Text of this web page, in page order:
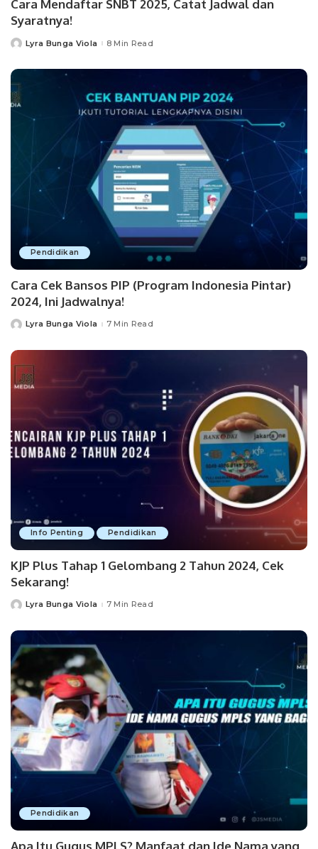
Cara Mendaftar SNBT 2025, Catat Jadwal dan
Syaratnya!
PostedLyra Bunga Viola 8 Min Read
Pendidikan
Cara Cek Bansos PIP (Program Indonesia Pintar)
2024, Ini Jadwalnya!
PostedLyra Bunga Viola 7 Min Read
Info Penting Pendidikan
KJP Plus Tahap 1 Gelombang 2 Tahun 2024, Cek
Sekarang!
PostedLyra Bunga Viola 7 Min Read
Pendidikan
Apa Itu Gugus MPLS? Manfaat dan Ide Nama yang